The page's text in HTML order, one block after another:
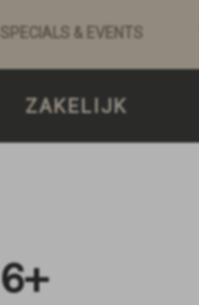
SPECIALS & EVENTS
ZAKELIJK